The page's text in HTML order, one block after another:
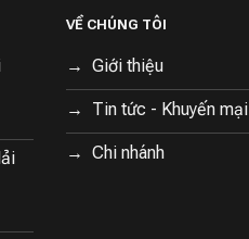
chịu, tạo không
VỀ CHÚNG TÔI
Giới thiệu
Tin tức - Khuyến mại
Chi nhánh